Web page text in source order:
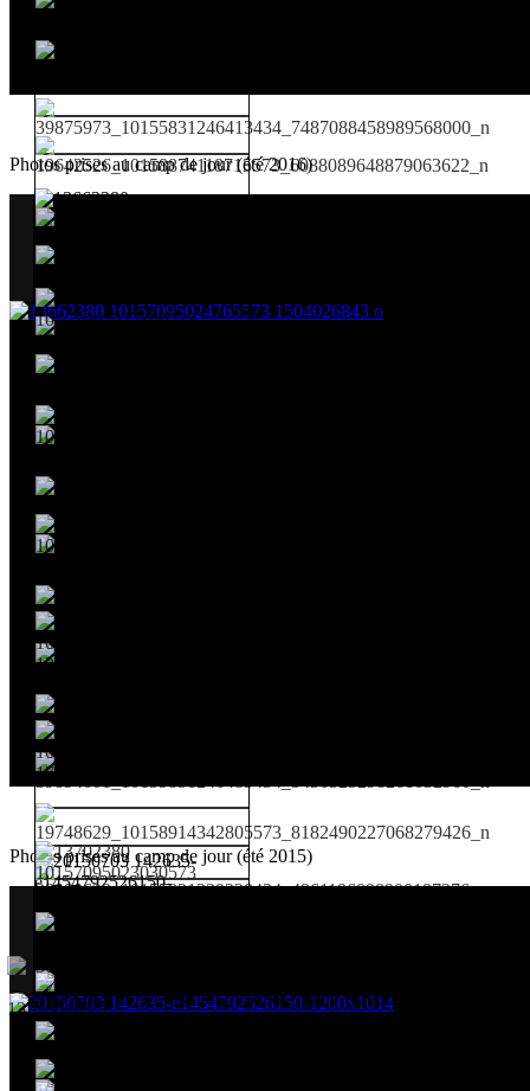
Photos prises au camp de jour (été 2016)
Photos prises au camp de jour (été 2015)